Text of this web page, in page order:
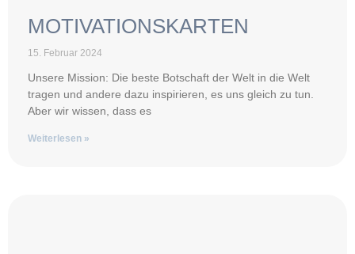
MOTIVATIONSKARTEN
15. Februar 2024
Unsere Mission: Die beste Botschaft der Welt in die Welt
tragen und andere dazu inspirieren, es uns gleich zu tun.
Aber wir wissen, dass es
Weiterlesen »